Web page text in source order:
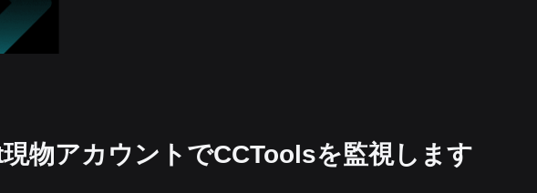
物アカウントでCCToolsを監視します